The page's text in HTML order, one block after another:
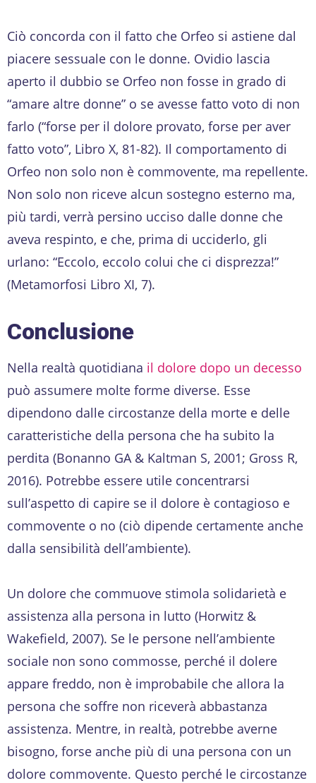
Ciò concorda con il fatto che Orfeo si astiene dal
piacere sessuale con le donne. Ovidio lascia
aperto il dubbio se Orfeo non fosse in grado di
“amare altre donne” o se avesse fatto voto di non
farlo (“forse per il dolore provato, forse per aver
fatto voto”, Libro X, 81-82). Il comportamento di
Orfeo non solo non è commovente, ma repellente.
Non solo non riceve alcun sostegno esterno ma,
più tardi, verrà persino ucciso dalle donne che
aveva respinto, e che, prima di ucciderlo, gli
urlano: “Eccolo, eccolo colui che ci disprezza!”
(Metamorfosi Libro XI, 7).
Conclusione
Nella realtà quotidiana il dolore dopo un decesso
può assumere molte forme diverse. Esse
dipendono dalle circostanze della morte e delle
caratteristiche della persona che ha subito la
perdita (Bonanno GA & Kaltman S, 2001; Gross R,
2016). Potrebbe essere utile concentrarsi
sull’aspetto di capire se il dolore è contagioso e
commovente o no (ciò dipende certamente anche
dalla sensibilità dell’ambiente).
Un dolore che commuove stimola solidarietà e
assistenza alla persona in lutto (Horwitz &
Wakefield, 2007). Se le persone nell’ambiente
sociale non sono commosse, perché il dolere
appare freddo, non è improbabile che allora la
persona che soffre non riceverà abbastanza
assistenza. Mentre, in realtà, potrebbe averne
bisogno, forse anche più di una persona con un
dolore commovente. Questo perché le circostanze